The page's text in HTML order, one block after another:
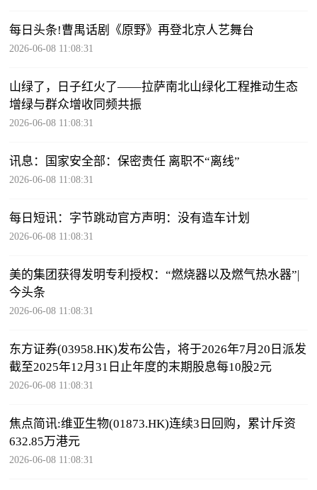
每日头条!曹禺话剧《原野》再登北京人艺舞台
2026-06-08 11:08:31
山绿了，日子红火了——拉萨南北山绿化工程推动生态
增绿与群众增收同频共振
2026-06-08 11:08:31
讯息：国家安全部：保密责任 离职不“离线”
2026-06-08 11:08:31
每日短讯：字节跳动官方声明：没有造车计划
2026-06-08 11:08:31
美的集团获得发明专利授权：“燃烧器以及燃气热水器”|
今头条
2026-06-08 11:08:31
东方证券(03958.HK)发布公告，将于2026年7月20日派发
截至2025年12月31日止年度的末期股息每10股2元
2026-06-08 11:08:31
焦点简讯:维亚生物(01873.HK)连续3日回购，累计斥资
632.85万港元
2026-06-08 11:08:31